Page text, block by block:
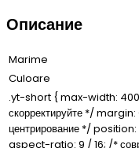
Описание
Marime
Culoare
.yt-short { max-width:
скорректируйте */
центрирование */
aspect-ratio: 9 / 16; /*